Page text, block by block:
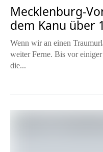
Mecklenburg-
dem Kanu über
Wenn wir an einen
weiter Ferne. Bis vor
die...